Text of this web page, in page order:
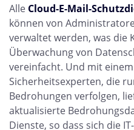
Alle Cloud-E-Mail-
können von
verwaltet werden, was die
Überwachung von
vereinfacht. Und mit
Sicherheitsexperten, die
Bedrohungen verfolgen,
aktualisierte
Dienste, so dass sich die